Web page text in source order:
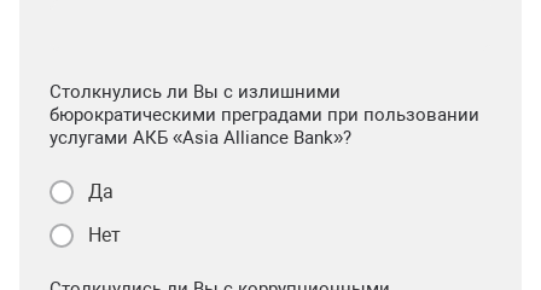
Столкнулись ли Вы с излишними
бюрократическими преградами при пользовании
услугами АКБ «Asia Alliance Bank»?
Да
Нет